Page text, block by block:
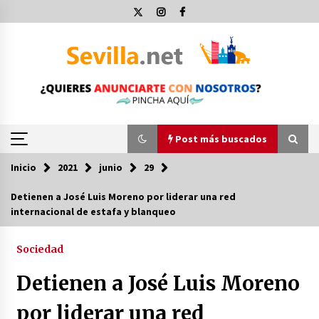
al
Post más buscados
Post más buscados
Operación Policial y Detenciones Tras Pelea
Por qué el lanzamiento de hachas es tan
divertido (y cada vez más popular)
10 de noviembre de 2022
Inicio 2021 junio 29
Detienen a José Luis Moreno por liderar una red
internacional de estafa y blanqueo
Sociedad
Detienen a José Luis Moreno
por liderar una red